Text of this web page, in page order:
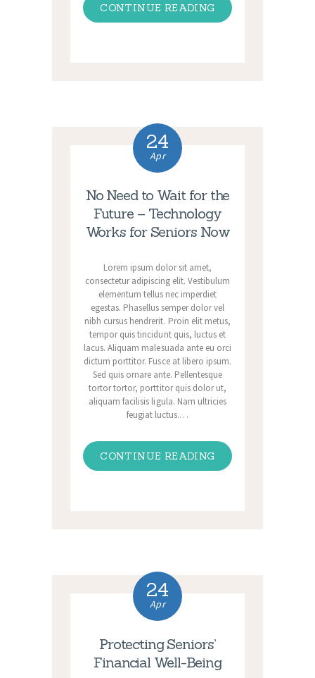
CONTINUE READING
24
Apr
No Need to Wait for the
Future – Technology
Works for Seniors Now
Lorem ipsum dolor sit amet,
consectetur adipiscing elit. Vestibulum
elementum tellus nec imperdiet
egestas. Phasellus semper dolor vel
nibh cursus hendrerit. Proin elit metus,
tempor quis tincidunt quis, luctus et
lacus. Aliquam malesuada ante eu orci
dictum porttitor. Fusce at libero ipsum.
Sed quis ornare ante. Pellentesque
tortor tortor, porttitor quis dolor ut,
aliquam facilisis ligula. Nam ultricies
feugiat luctus.…
CONTINUE READING
24
Apr
Protecting Seniors’
Financial Well-Being